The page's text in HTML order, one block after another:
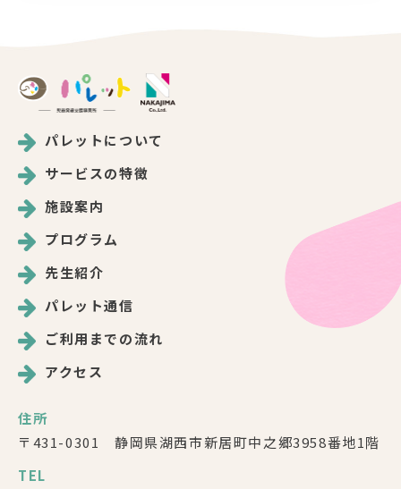
パレットについて
サービスの特徴
施設案内
プログラム
先生紹介
パレット通信
ご利用までの流れ
アクセス
住所
〒431-0301 静岡県湖西市新居町中之郷3958番地1階
TEL